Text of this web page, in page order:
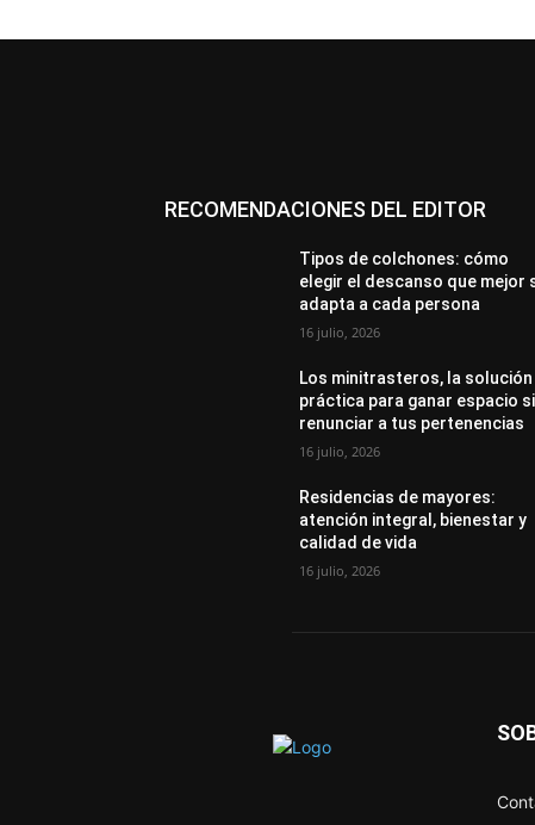
RECOMENDACIONES DEL EDITOR
Tipos de colchones: cómo
elegir el descanso que mejor
adapta a cada persona
16 julio, 2026
Los minitrasteros, la solución
práctica para ganar espacio
renunciar a tus pertenencias
16 julio, 2026
Residencias de mayores:
atención integral, bienestar y
calidad de vida
16 julio, 2026